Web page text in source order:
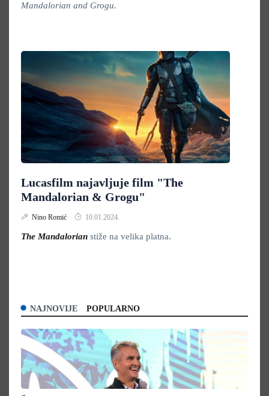
Mandalorian and Grogu.
Lucasfilm najavljuje film "The
Mandalorian & Grogu"
Nino Romić 10.01.2024.
The Mandalorian stiže na velika platna.
NAJNOVIJE POPULARNO